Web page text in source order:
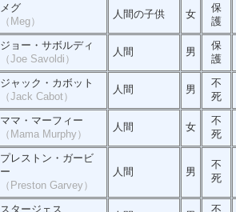
メグ
（Meg）
人間の子供 女
保
護
ジョー・サボルディ
（Joe Savoldi）
人間 男
保
護
ジャック・カボット
（Jack Cabot）
人間 男
不
死
ママ・マーフィー
（Mama Murphy）
人間 女
不
死
プレストン・ガービ
ー
（Preston Garvey）
人間 男
不
死
スタージェス
不